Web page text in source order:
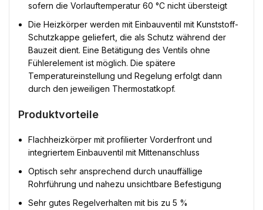
sofern die Vorlauftemperatur 60 °C nicht übersteigt
Die Heizkörper werden mit Einbauventil mit Kunststoff-
Schutzkappe geliefert, die als Schutz während der
Bauzeit dient. Eine Betätigung des Ventils ohne
Fühlerelement ist möglich. Die spätere
Temperatureinstellung und Regelung erfolgt dann
durch den jeweiligen Thermostatkopf.
Produktvorteile
Flachheizkörper mit profilierter Vorderfront und
integriertem Einbauventil mit Mittenanschluss
Optisch sehr ansprechend durch unauffällige
Rohrführung und nahezu unsichtbare Befestigung
Sehr gutes Regelverhalten mit bis zu 5 %